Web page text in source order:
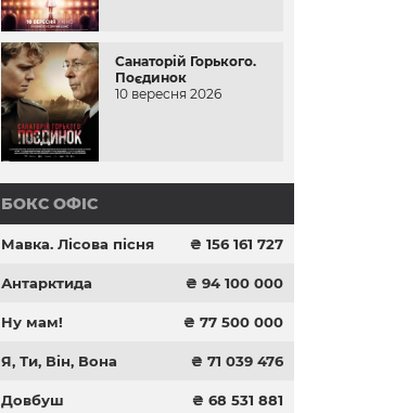
Санаторій Горького.
Поєдинок
10 вересня 2026
БОКС ОФІС
Мавка. Лісова пісня ₴ 156 161 727
Антарктида ₴ 94 100 000
Ну мам! ₴ 77 500 000
Я, Ти, Він, Вона ₴ 71 039 476
Довбуш ₴ 68 531 881